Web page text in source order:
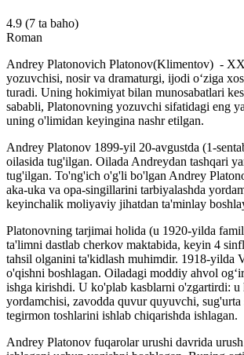
4.9 (7 ta baho)
Roman
Andrey Platonovich Platonov(Klimentov) - XX
yozuvchisi, nosir va dramaturgi, ijodi oʻziga
turadi. Uning hokimiyat bilan munosabatlari
sababli, Platonovning yozuvchi sifatidagi eng
uning o'limidan keyingina nashr etilgan.
Andrey Platonov 1899-yil 20-avgustda (1-
oilasida tug'ilgan. Oilada Andreydan tashqari
tug'ilgan. To'ng'ich o'g'li bo'lgan Andrey
aka-uka va opa-singillarini tarbiyalashda
keyinchalik moliyaviy jihatdan ta'minlay
Platonovning tarjimai holida (u 1920-yilda
ta'limni dastlab cherkov maktabida, keyin 4
tahsil olganini ta'kidlash muhimdir. 1918-yilda
o'qishni boshlagan. Oiladagi moddiy ahvol
ishga kirishdi. U ko'plab kasblarni o'zgartirdi: u
yordamchisi, zavodda quvur quyuvchi, sug'urta
tegirmon toshlarini ishlab chiqarishda ishlagan.
Andrey Platonov fuqarolar urushi davrida